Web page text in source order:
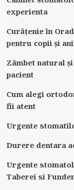
experienta
Curățenie în
pentru copii și
Zâmbet natural
pacient
Cum alegi
fii atent
Urgente
Durere dentara
Urgente
Taberei si